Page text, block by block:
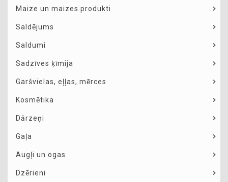
Maize un maizes produkti
Saldējums
Saldumi
Sadzīves ķīmija
Garšvielas, eļļas, mērces
Kosmētika
Dārzeņi
Gaļa
Augļi un ogas
Dzērieni